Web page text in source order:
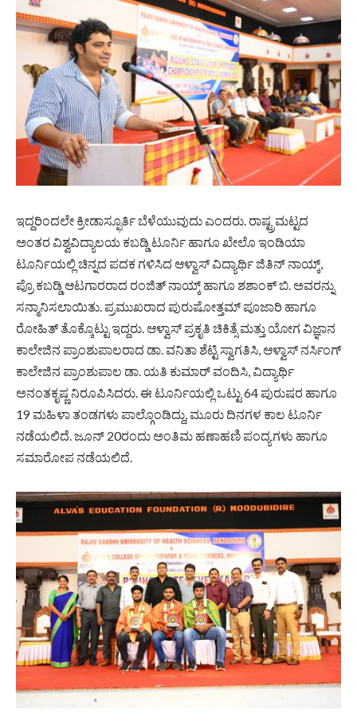
ಇದ್ದರಿಂದಲೇ ಕ್ರೀಡಾಸ್ಫೂರ್ತಿ ಬೆಳೆಯುವುದು ಎಂದರು. ರಾಷ್ಟ್ರಮಟ್ಟದ
ಅಂತರ ವಿಶ್ವವಿದ್ಯಾಲಯ ಕಬಡ್ಡಿ ಟೂರ್ನಿ ಹಾಗೂ ಖೇಲೊ ಇಂಡಿಯಾ
ಟೂರ್ನಿಯಲ್ಲಿ ಚಿನ್ನದ ಪದಕ ಗಳಿಸಿದ ಆಳ್ವಾಸ್ ವಿದ್ಯಾರ್ಥಿ ಜಿತಿನ್ ನಾಯ್ಕ್,
ಪ್ರೊ ಕಬಡ್ಡಿ ಆಟಗಾರರಾದ ರಂಜಿತ್ ನಾಯ್ಕ್ ಹಾಗೂ ಶಶಾಂಕ್ ಬಿ. ಅವರನ್ನು
ಸನ್ಮಾನಿಸಲಾಯಿತು. ಪ್ರಮುಖರಾದ ಪುರುಷೋತ್ತಮ್ ಪೂಜಾರಿ ಹಾಗೂ
ರೋಹಿತ್ ತೊಕ್ಕೊಟ್ಟು ಇದ್ದರು. ಆಳ್ವಾಸ್ ಪ್ರಕೃತಿ ಚಿಕಿತ್ಸೆ ಮತ್ತು ಯೋಗ ವಿಜ್ಞಾನ
ಕಾಲೇಜಿನ ಪ್ರಾಂಶುಪಾಲರಾದ ಡಾ. ವನಿತಾ ಶೆಟ್ಟಿ ಸ್ವಾಗತಿಸಿ, ಆಳ್ವಾಸ್ ನರ್ಸಿಂಗ್
ಕಾಲೇಜಿನ ಪ್ರಾಂಶುಪಾಲ ಡಾ. ಯತಿ ಕುಮಾರ್ ವಂದಿಸಿ, ವಿದ್ಯಾರ್ಥಿ
ಅನಂತಕೃಷ್ಣ ನಿರೂಪಿಸಿದರು. ಈ ಟೂರ್ನಿಯಲ್ಲಿ ಒಟ್ಟು 64 ಪುರುಷರ ಹಾಗೂ
19 ಮಹಿಳಾ ತಂಡಗಳು ಪಾಲ್ಗೊಂಡಿದ್ದು, ಮೂರು ದಿನಗಳ ಕಾಲ ಟೂರ್ನಿ
ನಡೆಯಲಿದೆ. ಜೂನ್ 20ರಂದು ಅಂತಿಮ ಹಣಾಹಣಿ ಪಂದ್ಯಗಳು ಹಾಗೂ
ಸಮಾರೋಪ ನಡೆಯಲಿದೆ.